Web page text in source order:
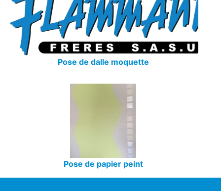
Pose de dalle moquette
Pose de papier peint